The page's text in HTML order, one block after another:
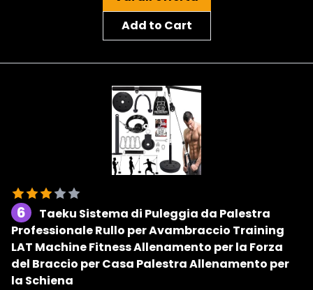
Add to Cart
6
Taeku Sistema di Puleggia da Palestra
Professionale Rullo per Avambraccio Training
LAT Machine Fitness Allenamento per la Forza
del Braccio per Casa Palestra Allenamento per
la Schiena